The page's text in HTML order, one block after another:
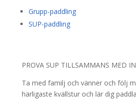
Grupp-paddling
SUP-paddling
PROVA SUP TILLSAMMANS MED
Ta med familj och vänner och följ
härligaste kvällstur och lär dig